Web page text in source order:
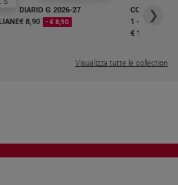
DIARIO G 2026-27
€ 8,90
- € 8,90
COLLANA
1 - 2
€ 18,50
❯
Visualizza tutte le collection